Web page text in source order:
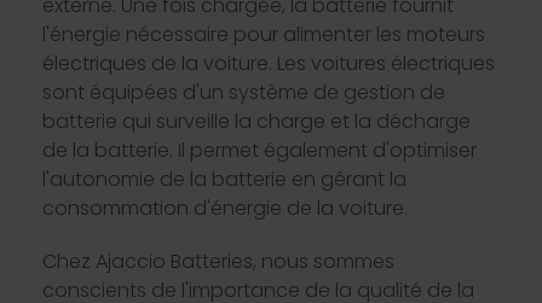
l'énergie nécessaire pour alimenter les moteurs
électriques de la voiture. Les voitures électriques
sont équipées d'un système de gestion de
batterie qui surveille la charge et la décharge
de la batterie. Il permet également d'optimiser
l'autonomie de la batterie en gérant la
consommation d'énergie de la voiture.
Chez Ajaccio Batteries, nous sommes
conscients de l'importance de la qualité de la